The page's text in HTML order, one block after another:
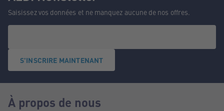
Saisissez vos données et ne manquez aucune de nos offres.
S'INSCRIRE MAINTENANT
À propos de nous